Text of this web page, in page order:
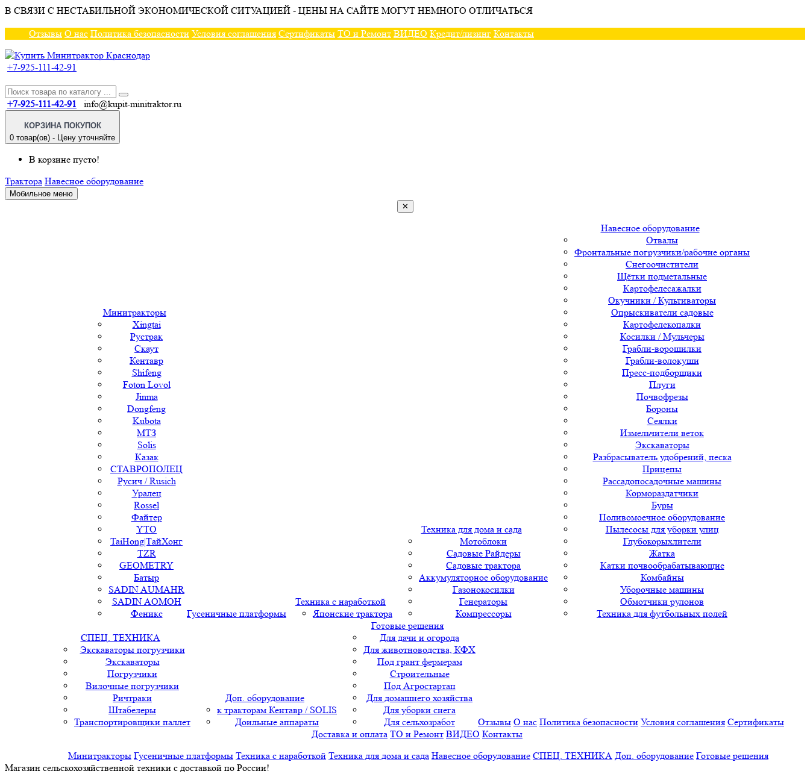
В СВЯЗИ С НЕСТАБИЛЬНОЙ ЭКОНОМИЧЕСКОЙ СИТУАЦИЕЙ - ЦЕНЫ НА САЙТЕ МОГУТ НЕМНОГО ОТЛИЧАТЬСЯ
Отзывы О нас Политика безопасности Условия соглашения Сертификаты ТО и Ремонт ВИДЕО Кредит/лизинг Контакты
+7-925-111-42-91
+7-925-111-42-91 info@kupit-minitraktor.ru
КОРЗИНА ПОКУПОК
0 товар(ов) - Цену уточняйте
В корзине пусто!
Трактора Навесное оборудование
Мобильное меню
✕
Минитракторы
Xingtai
Рустрак
Скаут
Кентавр
Shifeng
Foton Lovol
Jinma
Dongfeng
Kubota
МТЗ
Solis
Казак
СТАВРОПОЛЕЦ
Русич / Rusich
Уралец
Rossel
Файтер
YTO
TaiHong|ТайХонг
TZR
GEOMETRY
Батыр
SADIN AUMAHR
SADIN AOMOH
Феникс
Гусеничные платформы
Техника с наработкой
Японские трактора
Техника для дома и сада
Мотоблоки
Садовые Райдеры
Садовые трактора
Аккумуляторное оборудование
Газонокосилки
Генераторы
Компрессоры
Навесное оборудование
Отвалы
Фронтальные погрузчики/рабочие органы
Снегоочистители
Щётки подметальные
Картофелесажалки
Окучники / Культиваторы
Опрыскиватели садовые
Картофелекопалки
Косилки / Мульчеры
Грабли-ворошилки
Грабли-волокуши
Пресс-подборщики
Плуги
Почвофрезы
Бороны
Сеялки
Измельчители веток
Экскаваторы
Разбрасыватель удобрений, песка
Прицепы
Рассадопосадочные машины
Кормораздатчики
Буры
Поливомоечное оборудование
Пылесосы для уборки улиц
Глубокорыхлители
Жатка
Катки почвообрабатывающие
Комбайны
Уборочные машины
Обмотчики рулонов
Техника для футбольных полей
СПЕЦ. ТЕХНИКА
Экскаваторы погрузчики
Экскаваторы
Погрузчики
Вилочные погрузчики
Ричтраки
Штабелеры
Транспортировщики паллет
Доп. оборудование
к тракторам Кентавр / SOLIS
Доильные аппараты
Готовые решения
Для дачи и огорода
Для животноводства, КФХ
Под грант фермерам
Строительные
Под Агростартап
Для домашнего хозяйства
Для уборки снега
Для сельхозработ
Отзывы О нас Политика безопасности Условия соглашения Сертификаты
Доставка и оплата ТО и Ремонт ВИДЕО Контакты
Минитракторы Гусеничные платформы Техника с наработкой Техника для дома и сада Навесное оборудование СПЕЦ. ТЕХНИКА Доп. оборудование Готовые решения
Магазин сельскохозяйственной техники с доставкой по России!